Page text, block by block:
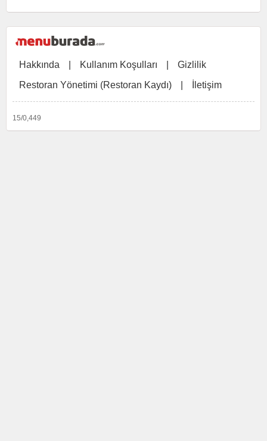
Hakkında Kullanım Koşulları
Gizlilik
Restoran Yönetimi (Restoran Kaydı)
İletişim
15/0,449